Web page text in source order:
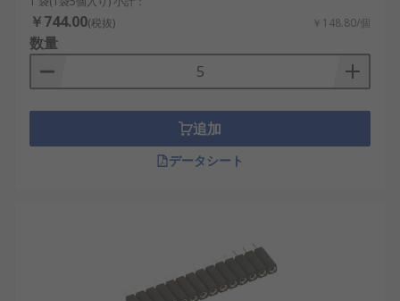
SILソケットは、電子機器の設計や運用において欠
かせない接続部品です。日本の半導体やIoT産業の
発展に伴い、その需要はさらに高まると予想されま
す。価格や値段、販売や通販の選択肢を踏まえ、コ
スパに優れた製品を選定することが、国内産業の競
争力強化につながります。
SILソケット用RSコンポーネント
サプライヤーとして認知されています。当社は、日
本の高い性能・信頼性基準を満たすピンソケットを
提供しており、産業用途から革新的なプロジェクト
￥744.00(税抜) ￥148.80/個
数量
追加
データシート